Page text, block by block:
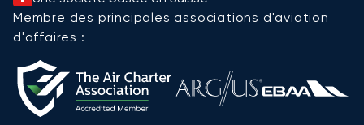
Membre des principales associations d'aviation
d'affaires :